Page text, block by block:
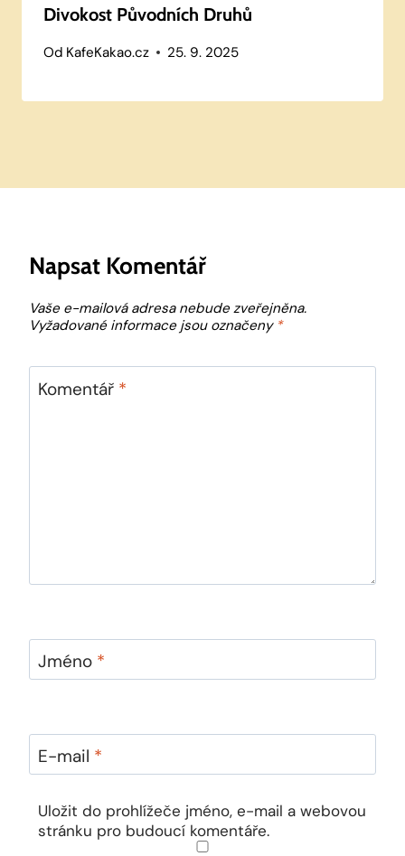
Divokost Původních Druhů
Od KafeKakao.cz 25. 9. 2025
Napsat Komentář
Vaše e-mailová adresa nebude zveřejněna.
Vyžadované informace jsou označeny *
Komentář *
Jméno *
E-mail *
Uložit do prohlížeče jméno, e-mail a webovou
stránku pro budoucí komentáře.